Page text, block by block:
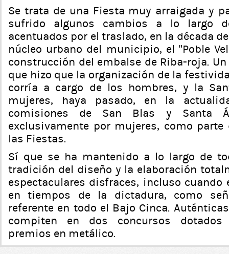
Se trata de una Fiesta muy arraigada y
sufrido algunos cambios a lo largo
acentuados por el traslado, en la década
núcleo urbano del municipio, el “Poble
construcción del embalse de Riba-roja.
que hizo que la organización de la
corría a cargo de los hombres, y la
mujeres, haya pasado, en la
comisiones de San Blas y Santa
exclusivamente por mujeres, como parte
las Fiestas.
Sí que se ha mantenido a lo largo de
tradición del diseño y la elaboración
espectaculares disfraces, incluso
en tiempos de la dictadura, como
referente en todo el Bajo Cinca.
compiten en dos concursos
premios en metálico.